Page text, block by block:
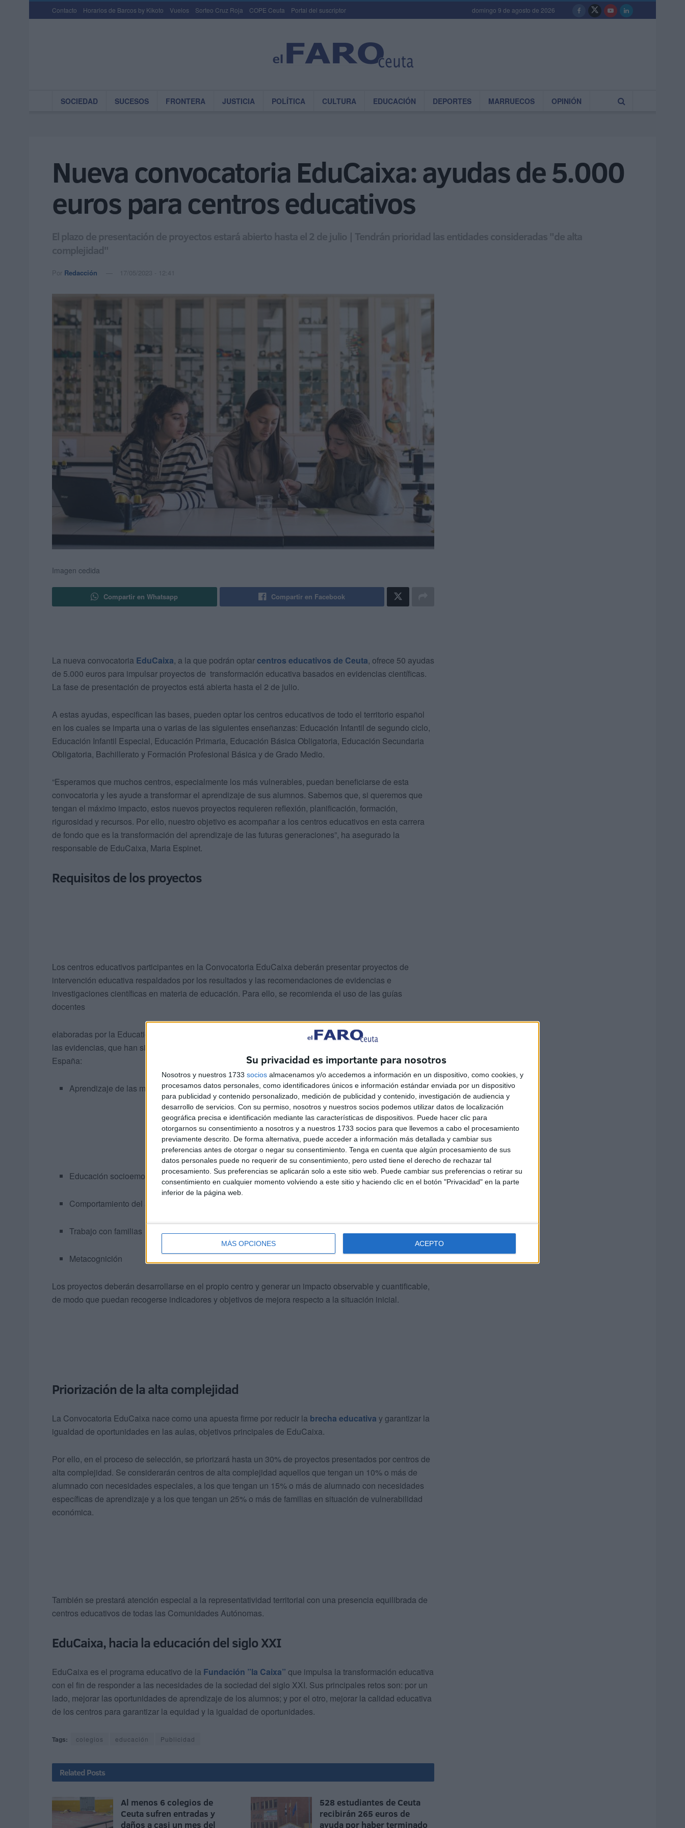
Su privacidad es importante para nosotros
Nosotros y nuestros 1733 socios almacenamos y/o accedemos a información en un dispositivo, como cookies, y
procesamos datos personales, como identificadores únicos e información estándar enviada por un dispositivo
para publicidad y contenido personalizado, medición de publicidad y contenido, investigación de audiencia y
desarrollo de servicios. Con su permiso, nosotros y nuestros socios podemos utilizar datos de localización
geográfica precisa e identificación mediante las características de dispositivos. Puede hacer clic para
otorgarnos su consentimiento a nosotros y a nuestros 1733 socios para que llevemos a cabo el procesamiento
previamente descrito. De forma alternativa, puede acceder a información más detallada y cambiar sus
preferencias antes de otorgar o negar su consentimiento. Tenga en cuenta que algún procesamiento de sus
datos personales puede no requerir de su consentimiento, pero usted tiene el derecho de rechazar tal
procesamiento. Sus preferencias se aplicarán solo a este sitio web. Puede cambiar sus preferencias o retirar su
consentimiento en cualquier momento volviendo a este sitio y haciendo clic en el botón "Privacidad" en la parte
inferior de la página web.
MÁS OPCIONES ACEPTO
Contacto Horarios de Barcos by Kikoto Vuelos Sorteo Cruz Roja COPE Ceuta Portal del suscriptor domingo 9 de agosto de 2026
SOCIEDAD SUCESOS FRONTERA JUSTICIA POLÍTICA CULTURA EDUCACIÓN DEPORTES MARRUECOS OPINIÓN
Nueva convocatoria EduCaixa: ayudas de 5.000
euros para centros educativos
El plazo de presentación de proyectos estará abierto hasta el 2 de julio | Tendrán prioridad las entidades consideradas "de alta
complejidad"
Por Redacción 17/05/2023 - 12:41
Imagen cedida
Compartir en Whatsapp Compartir en Facebook
La nueva convocatoria EduCaixa, a la que podrán optarcentros educativos de Ceuta, ofrece 50 ayudas
de 5.000 euros para impulsar proyectos de transformación educativa basados en evidencias científicas.
La fase de presentación de proyectos está abierta hasta el 2 de julio.
A estas ayudas, especifican las bases, pueden optar los centros educativos de todo el territorio español
en los cuales se imparta una o varias de las siguientes enseñanzas: Educación Infantil de segundo ciclo,
Educación Infantil Especial, Educación Primaria, Educación Básica Obligatoria, Educación Secundaria
Obligatoria, Bachillerato y Formación Profesional Básica y de Grado Medio.
“Esperamos que muchos centros, especialmente los más vulnerables, puedan beneficiarse de esta
convocatoria y les ayude a transformar el aprendizaje de sus alumnos. Sabemos que, si queremos que
tengan el máximo impacto, estos nuevos proyectos requieren reflexión, planificación, formación,
rigurosidad y recursos. Por ello, nuestro objetivo es acompañar a los centros educativos en esta carrera
de fondo que es la transformación del aprendizaje de las futuras generaciones”, ha asegurado la
responsable de EduCaixa, Maria Espinet.
Requisitos de los proyectos
Los centros educativos participantes en la Convocatoria EduCaixa deberán presentar proyectos de
intervención educativa respaldados por los resultados y las recomendaciones de evidencias e
investigaciones científicas en materia de educación. Para ello, se recomienda el uso de las guías
docentes
elaboradas por la Education Endowment Foundation (EEF), referente mundial de la promoción del uso de
las evidencias, que han sido traducidas y contextualizadas por EduCaixa, aliado estratégico de la EEF en
España:
Aprendizaje de las matemáticas
Educación socioemocional
Comportamiento del alumnado
Trabajo con familias
Metacognición
Los proyectos deberán desarrollarse en el propio centro y generar un impacto observable y cuantificable,
de modo que puedan recogerse indicadores y objetivos de mejora respecto a la situación inicial.
Priorización de la alta complejidad
La Convocatoria EduCaixa nace como una apuesta firme por reducir la brecha educativa y garantizar la
igualdad de oportunidades en las aulas, objetivos principales de EduCaixa.
Por ello, en el proceso de selección, se priorizará hasta un 30% de proyectos presentados por centros de
alta complejidad. Se considerarán centros de alta complejidad aquellos que tengan un 10% o más de
alumnado con necesidades especiales, a los que tengan un 15% o más de alumnado con necesidades
específicas de aprendizaje y a los que tengan un 25% o más de familias en situación de vulnerabilidad
económica.
También se prestará atención especial a la representatividad territorial con una presencia equilibrada de
centros educativos de todas las Comunidades Autónomas.
EduCaixa, hacia la educación del siglo XXI
EduCaixa es el programa educativo de la Fundación ”la Caixa” que impulsa la transformación educativa
con el fin de responder a las necesidades de la sociedad del siglo XXI. Sus principales retos son: por un
lado, mejorar las oportunidades de aprendizaje de los alumnos; y por el otro, mejorar la calidad educativa
de los centros para garantizar la equidad y la igualdad de oportunidades.
Tags: colegios educación Publicidad
Related Posts
Al menos 6 colegios de
Ceuta sufren entradas y
daños a casi un mes del
528 estudiantes de Ceuta
recibirán 265 euros de
ayuda por haber terminado